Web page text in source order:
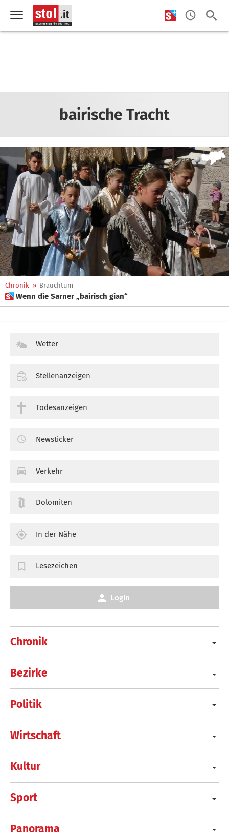
bairische Tracht
Chronik » Brauchtum
 Wenn die Sarner „bairisch gian“
Chronik
Bezirke
Politik
Wirtschaft
Kultur
Sport
Panorama
Wetter
Stellenanzeigen
Todesanzeigen
Newsticker
Verkehr
Dolomiten
In der Nähe
Lesezeichen
Login